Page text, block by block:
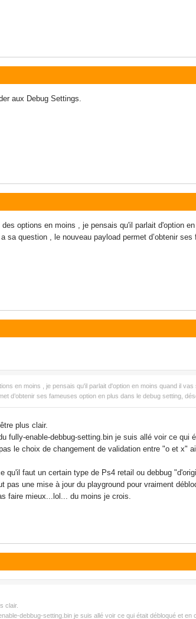
aux Debug Settings.
options en moins , je pensais qu'il parlait d'option
sa question , le nouveau payload permet d’obtenir
en moins , je pensais qu'il parlait d'option en moins quand il
d’obtenir ses fameuses option en plus dans le debug setting,
plus clair.
fully-enable-debbug-setting.bin je suis allé voir ce
le choix de changement de validation entre "o et x"
qu'il faut un certain type de Ps4 retail ou debbug
pas une mise à jour du playground pour vraiment
faire mieux...lol... du moins je crois.
clair.
debbug-setting.bin je suis allé voir ce qui était débloqué et